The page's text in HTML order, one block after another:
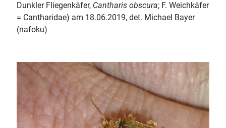
Dunkler Fliegenkäfer, Cantharis obscura; F. Weichkäfer
= Cantharidae) am 18.06.2019, det. Michael Bayer
(nafoku)